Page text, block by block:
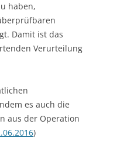
haben,
Damit ist das
Verurteilung
es auch die
aus der Operation
)